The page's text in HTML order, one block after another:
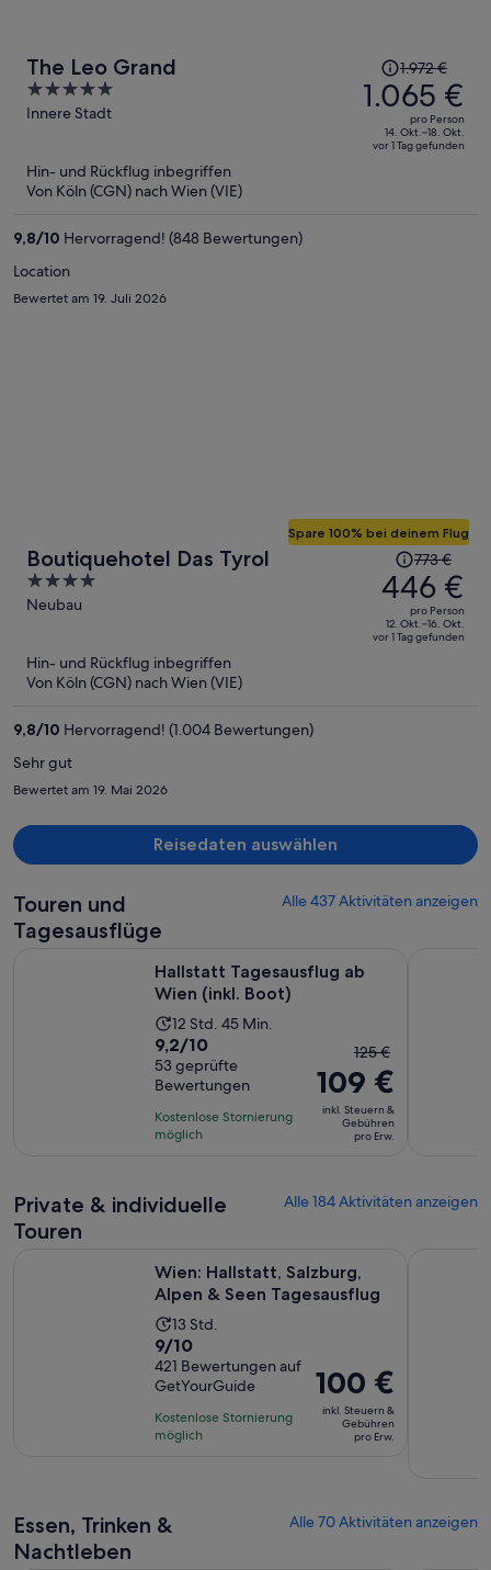
The Leo Grand
5
out
Innere Stadt
Der
Preis
betrug
1.972 €,
jetzt
1.972 €
1.065 €
pro Person
14. Okt.–18. Okt.
vor 1 Tag gefunden
Hin- und Rückflug inbegriffen
Von Köln (CGN) nach Wien (VIE)
9,8/10 Hervorragend! (848 Bewertungen)
Location
Bewertet am 19. Juli 2026
Boutiquehotel Das Tyrol
4
out
5
Neubau
Spare 100% bei deinem Flug
Der
Preis
betrug
773 €,
jetzt
773 €
446 €
pro Person
12. Okt.–16. Okt.
vor 1 Tag gefunden
Hin- und Rückflug inbegriffen
Von Köln (CGN) nach Wien (VIE)
9,8/10 Hervorragend! (1.004 Bewertungen)
Sehr gut
Bewertet am 19. Mai 2026
Reisedaten auswählen
Touren und
Tagesausflüge
Alle 437 Aktivitäten anzeigen
Hallstatt Tagesausflug ab
Wien (inkl. Boot)
Die
Aktivität
dauert
12
Stunden
und
12 Std. 45 Min.
9.2
von
10,
basierend
auf
9,2/10
53 geprüfte
Bewertungen
Kostenlose Stornierung
möglich
Der
vorherige
Preis
war
125 €
der
aktuelle
109 €
pro
125 €
109 €
inkl. Steuern &
Gebühren
pro Erw.
Private & individuelle
Touren
Alle 184 Aktivitäten anzeigen
Wien: Hallstatt, Salzburg,
Alpen & Seen Tagesausflug
Die
Aktivität
dauert
13
Stunden
13 Std.
9.0
von
10,
basierend
auf
9/10
421 Bewertungen auf
GetYourGuide
Kostenlose Stornierung
möglich
Der
Preis
beträgt
100 €
100 €
inkl. Steuern &
Gebühren
pro Erw.
Essen, Trinken &
Nachtleben
Alle 70 Aktivitäten anzeigen